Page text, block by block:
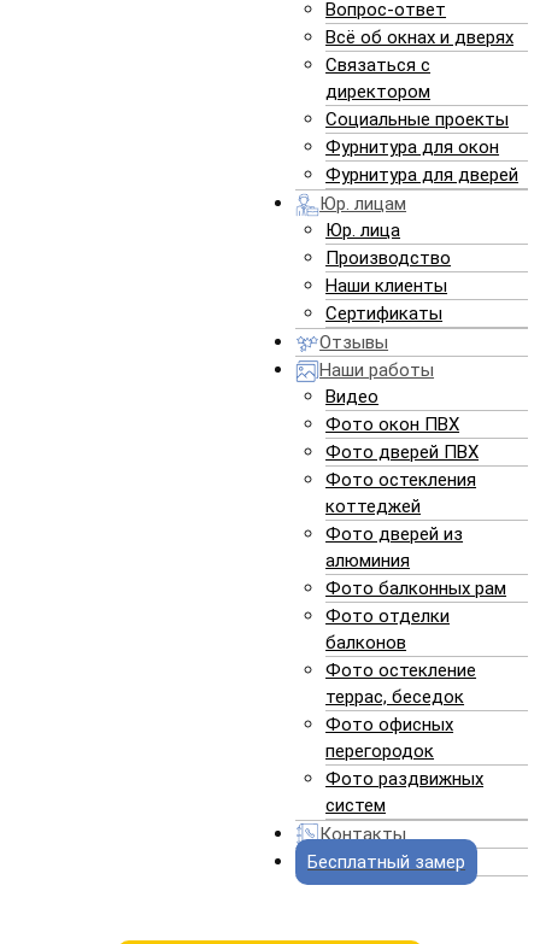
Вопрос-ответ
Всё об окнах и дверях
Связаться с
директором
Социальные проекты
Фурнитура для окон
Фурнитура для дверей
Юр. лицам
Юр. лица
Производство
Наши клиенты
Сертификаты
Отзывы
Наши работы
Видео
Фото окон ПВХ
Фото дверей ПВХ
Фото остекления
коттеджей
Фото дверей из
алюминия
Фото балконных рам
Фото отделки
балконов
Фото остекление
террас, беседок
Фото офисных
перегородок
Фото раздвижных
систем
Контакты
Бесплатный замер
ВЫБИРАЕМ ПРАВИЛЬНЫЕ
ОКНО REHAU:
REHAU GRAZIO 70 мм (РФ)
MACO
двухкамерный 32 мм
*цена без монтажа. можно в рассрочку на 8 мес
руб.
ЗАКАЗАТЬ